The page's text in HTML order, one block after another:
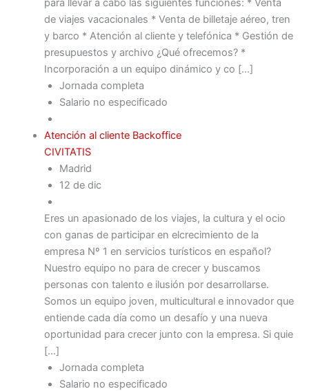
para llevar a cabo las siguientes funciones: * Venta
de viajes vacacionales * Venta de billetaje aéreo, tren
y barco * Atención al cliente y telefónica * Gestión de
presupuestos y archivo ¿Qué ofrecemos? *
Incorporación a un equipo dinámico y co […]
Jornada completa
Salario no especificado
Atención al cliente Backoffice
CIVITATIS
Madrid
12 de dic
Eres un apasionado de los viajes, la cultura y el ocio
con ganas de participar en elcrecimiento de la
empresa Nº 1 en servicios turísticos en español?
Nuestro equipo no para de crecer y buscamos
personas con talento e ilusión por desarrollarse.
Somos un equipo joven, multicultural e innovador que
entiende cada día como un desafío y una nueva
oportunidad para crecer junto con la empresa. Si quie
[…]
Jornada completa
Salario no especificado